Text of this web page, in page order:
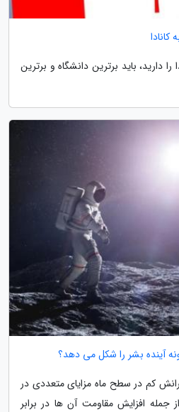
دارید، باید برترین دانشگاه و برترین
آینده بشر را شکل می دهد؟
کم در سطح ماه مزایای متعددی در
جمله افزایش مقاومت آن ها در برابر